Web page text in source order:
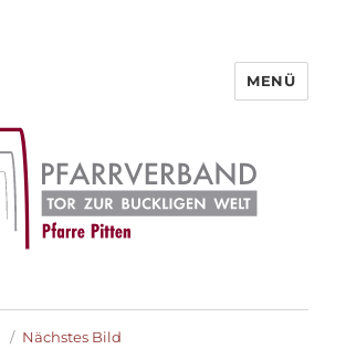
MENÜ
Nächstes Bild